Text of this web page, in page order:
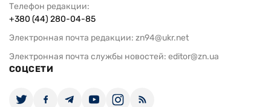
Телефон редакции:
+380 (44) 280-04-85
Электронная почта редакции: zn94@ukr.net
Электронная почта службы новостей: editor@zn.ua
СОЦСЕТИ